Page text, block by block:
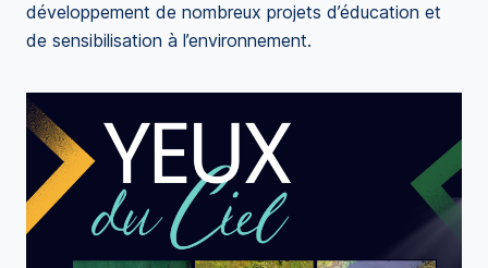
développement de nombreux projets d’éducation et
de sensibilisation à l’environnement.